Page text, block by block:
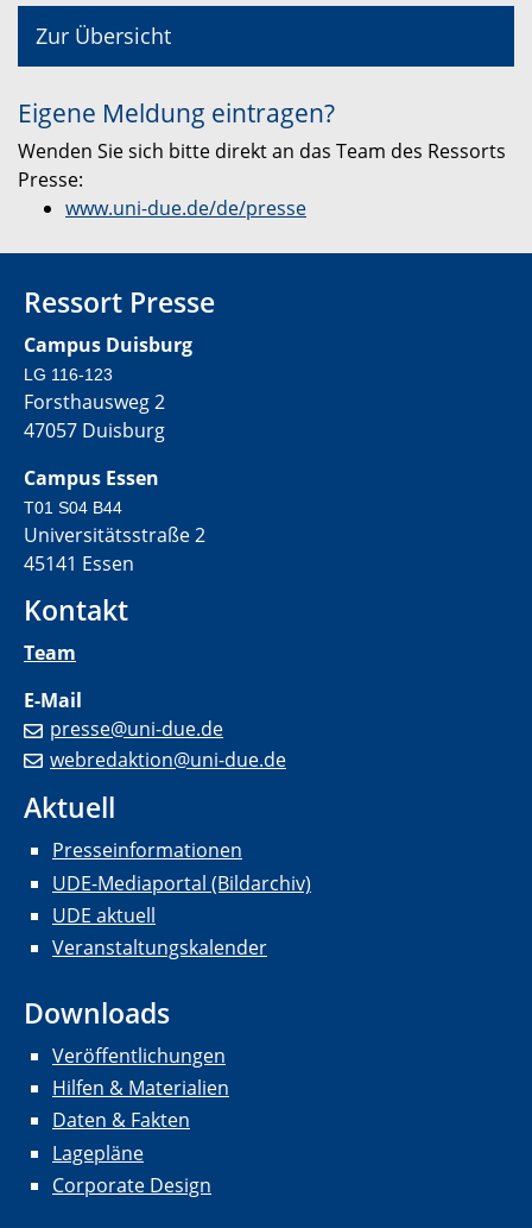
Zur Übersicht
Eigene Meldung eintragen?
Wenden Sie sich bitte direkt an das Team des Ressorts
Presse:
www.uni-due.de/de/presse
Ressort Presse
Campus Duisburg
LG 116-123
Forsthausweg 2
47057 Duisburg
Campus Essen
T01 S04 B44
Universitätsstraße 2
45141 Essen
Kontakt
Team
E-Mail
presse@uni-due.de
webredaktion@uni-due.de
Aktuell
Presseinformationen
UDE-Mediaportal (Bildarchiv)
UDE aktuell
Veranstaltungskalender
Downloads
Veröffentlichungen
Hilfen & Materialien
Daten & Fakten
Lagepläne
Corporate Design